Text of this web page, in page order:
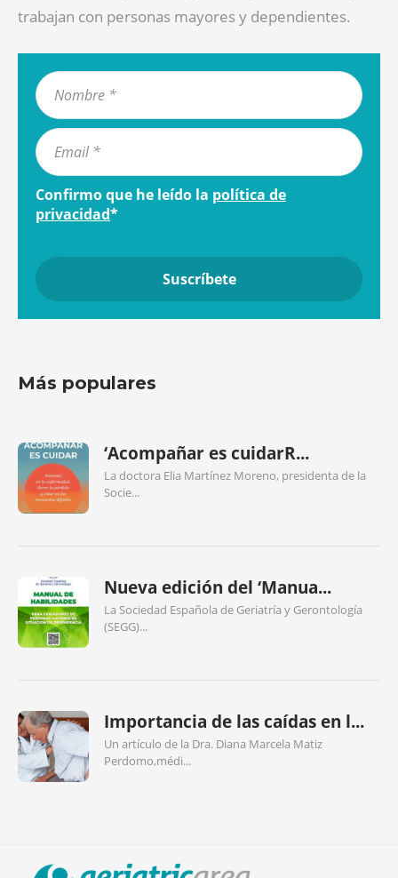
trabajan con personas mayores y dependientes.
Confirmo que he leído la política de
privacidad*
Más populares
‘Acompañar es cuidarR...
La doctora Elia Martínez Moreno, presidenta de la
Socie...
Nueva edición del ‘Manua...
La Sociedad Española de Geriatría y Gerontología
(SEGG)...
Importancia de las caídas en l...
Un artículo de la Dra. Diana Marcela Matiz
Perdomo,médi...